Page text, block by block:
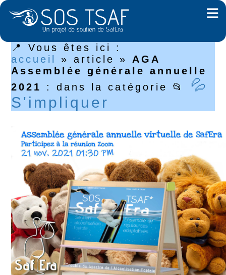
📍 Vous êtes ici :
accueil
»article » AGA
Assemblée générale annuelle
2021
: dans la catégorie 📂
💦
S'impliquer